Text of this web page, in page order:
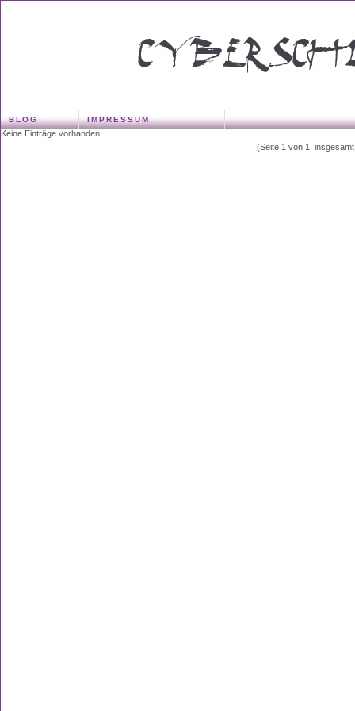
BLOG IMPRESSUM
Keine Einträge vorhanden
(Seite 1 von 1,